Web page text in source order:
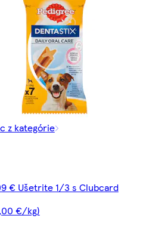
z kategórie
€ Ušetrite 1/3 s Clubcard
€/kg)